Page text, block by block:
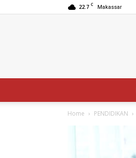
22.7 C Makassar
Home PENDIDIKAN